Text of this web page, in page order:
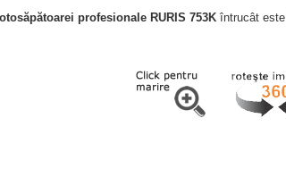
profesionale RURIS 753Kîntrucât este